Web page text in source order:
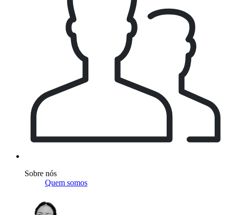
Sobre nós
Quem somos